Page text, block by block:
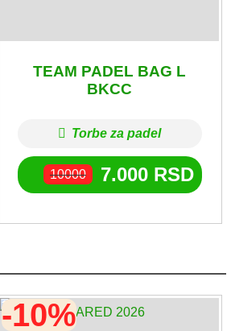
TEAM PADEL BAG L
BKCC
Torbe za padel
10000 7.000 RSD
-10%